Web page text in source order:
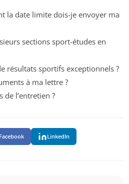
la date limite dois-je envoyer ma
sections sport-études en
résultats sportifs exceptionnels ?
à ma lettre ?
de l’entretien ?
Facebook LinkedIn